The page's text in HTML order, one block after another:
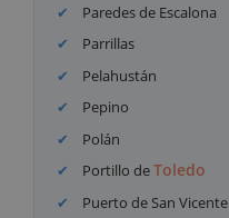
Paredes de Escalona
Parrillas
Pelahustán
Pepino
Polán
Portillo deToledo
Puerto de San Vicente